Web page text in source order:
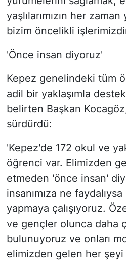
yaşlılarımızın her
bizim öncelikli
'Önce insan diyoruz'
Kepez genelindeki tüm
adil bir yaklaşımla
belirten Başkan
sürdürdü:
'Kepez'de 172 okul ve
öğrenci var. Elimizden
etmeden 'önce insan'
insanımıza ne
yapmaya çalışıyoruz.
ve gençler olunca daha
bulunuyoruz ve onları
elimizden gelen her şeyi